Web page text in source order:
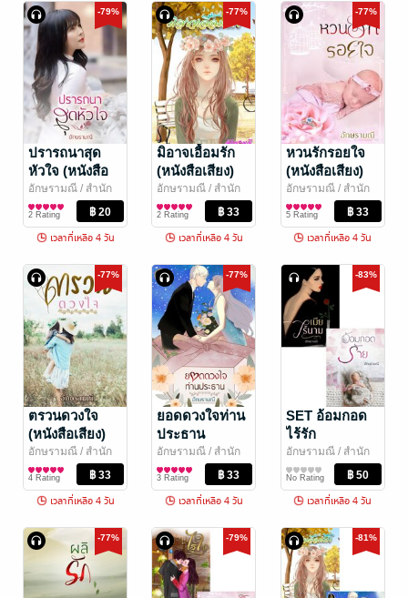
-79%
ปรารถนาสุด
หัวใจ (หนังสือ
เสียง)
อักษรามณี / สำนัก
พิมพ์ร้อยฝันปันรัก
นิยายโรมานซ์
2 Rating
เวลาที่เหลือ 4 วัน
-77%
มิอาจเอื้อมรัก
(หนังสือเสียง)
อักษรามณี / สำนัก
พิมพ์ร้อยฝันปันรัก
นิยายโรมานซ์
2 Rating
เวลาที่เหลือ 4 วัน
-77%
หวนรักรอยใจ
(หนังสือเสียง)
อักษรามณี/ สำนัก
พิมพ์ร้อยฝันปันรัก
นิยายโรมานซ์
5 Rating
เวลาที่เหลือ 4 วัน
-77%
ตรวนดวงใจ
(หนังสือเสียง)
อักษรามณี / สำนัก
พิมพ์ร้อยฝันปันรัก
นิยายโรมานซ์
4 Rating
เวลาที่เหลือ 4 วัน
-77%
ยอดดวงใจท่าน
ประธาน
(หนังสือเสียง)
อักษรามณี / สำนัก
พิมพ์ร้อยฝันปันรัก
นิยายโรมานซ์
3 Rating
เวลาที่เหลือ 4 วัน
-83%
SET อ้อมกอด
ไร้รัก
อักษรามณี/ สำนัก
พิมพ์ร้อยฝันปันรัก
นิยายโรมานซ์
No Rating
เวลาที่เหลือ 4 วัน
-77% -79% -81%